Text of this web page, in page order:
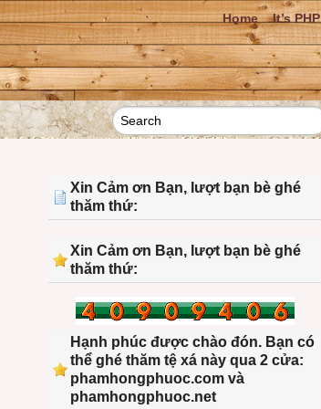
Home It’s PHP
Xin Cảm ơn Bạn, lượt bạn bè ghé
thăm thứ:
Xin Cảm ơn Bạn, lượt bạn bè ghé
thăm thứ:
Hạnh phúc được chào đón. Bạn có
thể ghé thăm tệ xá này qua 2 cửa:
phamhongphuoc.com và
phamhongphuoc.net